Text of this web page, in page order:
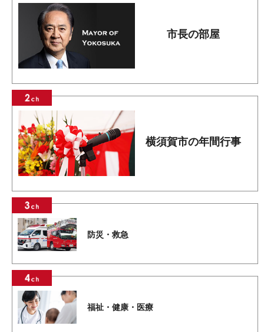
市長の部屋
横須賀市の年間行事
防災・救急
福祉・健康・医療